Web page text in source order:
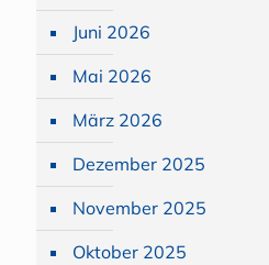
Juni 2026
Mai 2026
März 2026
Dezember 2025
November 2025
Oktober 2025